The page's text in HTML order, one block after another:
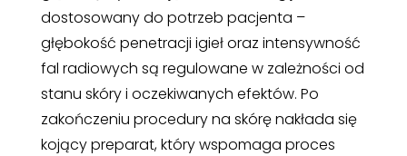
dostosowany do potrzeb pacjenta –
głębokość penetracji igieł oraz intensywność
fal radiowych są regulowane w zależności od
stanu skóry i oczekiwanych efektów. Po
zakończeniu procedury na skórę nakłada się
kojący preparat, który wspomaga proces